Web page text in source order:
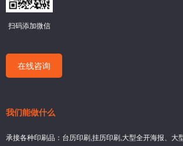
扫码添加微信
在线咨询
我们能做什么
承接各种印刷品：台历印刷,挂历印刷,大型全开海报、大